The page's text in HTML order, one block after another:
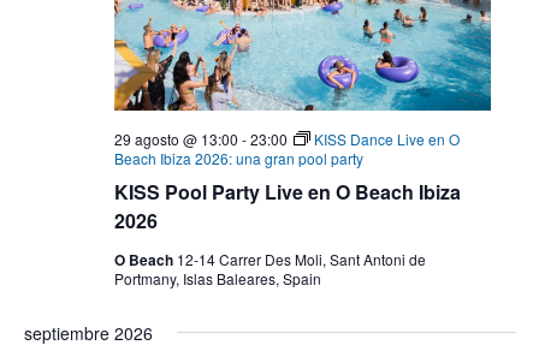
KISS Pool Party Live en O Beach Ibiza
2026
29 agosto @ 13:00 -23:00
KISS Dance Live en O
Beach Ibiza 2026: una gran pool party
O Beach 12-14 Carrer Des Moli, Sant Antoni de
Portmany, Islas Baleares, Spain
septiembre 2026